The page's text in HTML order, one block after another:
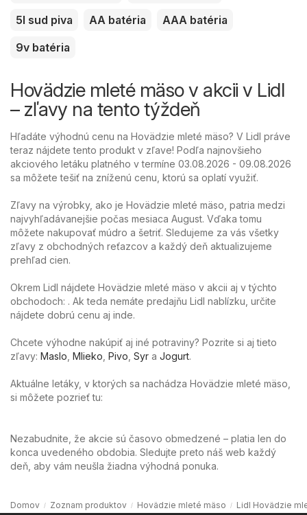
5l sud piva
AA batéria
AAA batéria
9v batéria
Hovädzie mleté ​​mäso v akcii v Lidl
– zľavy na tento týždeň
Hľadáte výhodnú cenu na Hovädzie mleté ​​mäso? V Lidl práve
teraz nájdete tento produkt v zľave! Podľa najnovšieho
akciového letáku platného v termíne 03.08.2026 - 09.08.2026
sa môžete tešiť na zníženú cenu, ktorú sa oplatí využiť.
Zľavy na výrobky, ako je Hovädzie mleté ​​mäso, patria medzi
najvyhľadávanejšie počas mesiaca August. Vďaka tomu
môžete nakupovať múdro a šetriť. Sledujeme za vás všetky
zľavy z obchodných reťazcov a každý deň aktualizujeme
prehľad cien.
Okrem Lidl nájdete Hovädzie mleté ​​mäso v akcii aj v týchto
obchodoch: . Ak teda nemáte predajňu Lidl nablízku, určite
nájdete dobrú cenu aj inde.
Chcete výhodne nakúpiť aj iné potraviny? Pozrite si aj tieto
zľavy: Maslo Mlieko Pivo Syr a Jogurt.
Aktuálne letáky, v ktorých sa nachádza Hovädzie mleté ​​mäso,
si môžete pozrieť tu:
Nezabudnite, že akcie sú časovo obmedzené – platia len do
konca uvedeného obdobia. Sledujte preto náš web každý
deň, aby vám neušla žiadna výhodná ponuka.
Domov Zoznam produktov Hovädzie mleté ​​mäso Lidl Hovädzie